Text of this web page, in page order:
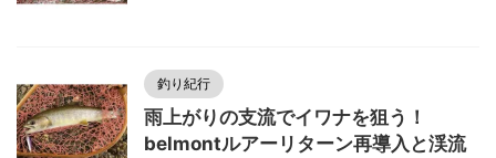
釣り紀行
雨上がりの支流でイワナを狙う！
belmontルアーリターン再導入と渓流